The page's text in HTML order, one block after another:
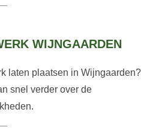
WIJNGAARDEN
laten plaatsen in Wijngaarden?
snel verder over de